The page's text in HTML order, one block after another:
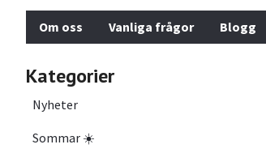
Om oss Vanliga frågor Blogg
Kategorier
Nyheter
Sommar ☀️